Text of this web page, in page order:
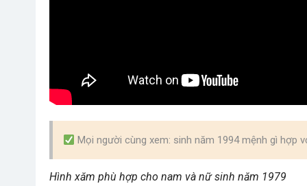
Mọi người cùng xem: sinh năm 1994 mệnh gì hợp
Hình xăm phù hợp cho nam và nữ sinh năm 1979